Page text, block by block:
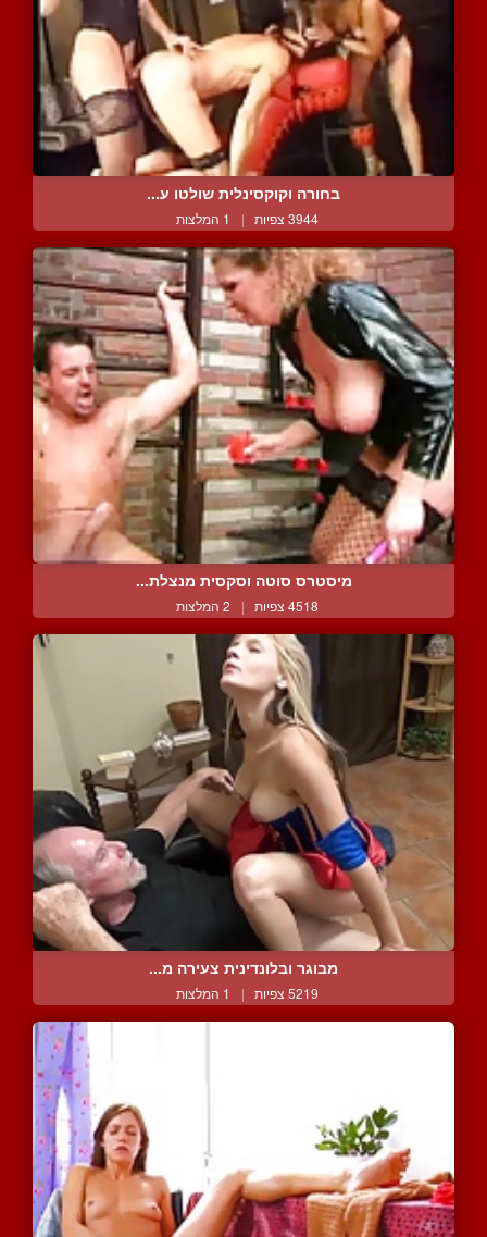
בחורה וקוקסינלית שולטו ע...
3944 צפיות | 1 המלצות
מיסטרס סוטה וסקסית מנצלת...
4518 צפיות | 2 המלצות
מבוגר ובלונדינית צעירה מ...
5219 צפיות | 1 המלצות